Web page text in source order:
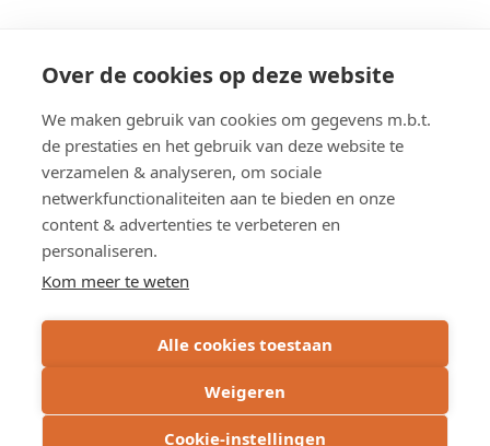
Over de cookies op deze website
We maken gebruik van cookies om gegevens m.b.t.
de prestaties en het gebruik van deze website te
verzamelen & analyseren, om sociale
netwerkfunctionaliteiten aan te bieden en onze
content & advertenties te verbeteren en
personaliseren.
Kom meer te weten
Alle cookies toestaan
Weigeren
Cookie-instellingen
Eerste paginaVorige pagina
PaginaHuidige pagina
PaginaPagina Volgende pagina
Meer weten?
Pers